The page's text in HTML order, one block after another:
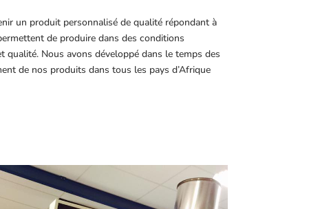
un produit personnalisé de qualité répondant à
de produire dans des conditions
qualité. Nous avons développé dans le temps des
de nos produits dans tous les pays d’Afrique